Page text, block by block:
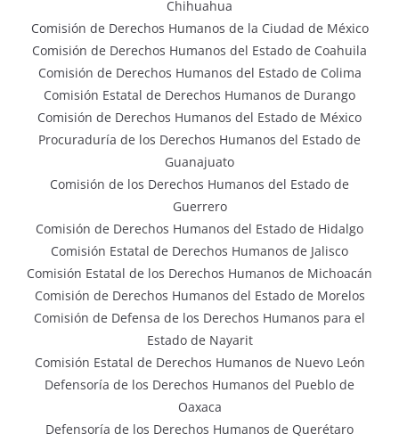
Chihuahua
Comisión de Derechos Humanos de la Ciudad de México
Comisión de Derechos Humanos del Estado de Coahuila
Comisión de Derechos Humanos del Estado de Colima
Comisión Estatal de Derechos Humanos de Durango
Comisión de Derechos Humanos del Estado de México
Procuraduría de los Derechos Humanos del Estado de
Guanajuato
Comisión de los Derechos Humanos del Estado de
Guerrero
Comisión de Derechos Humanos del Estado de Hidalgo
Comisión Estatal de Derechos Humanos de Jalisco
Comisión Estatal de los Derechos Humanos de Michoacán
Comisión de Derechos Humanos del Estado de Morelos
Comisión de Defensa de los Derechos Humanos para el
Estado de Nayarit
Comisión Estatal de Derechos Humanos de Nuevo León
Defensoría de los Derechos Humanos del Pueblo de
Oaxaca
Defensoría de los Derechos Humanos de Querétaro